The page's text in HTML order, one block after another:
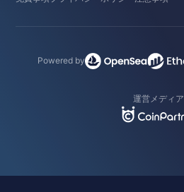
Powered by
運営メディア